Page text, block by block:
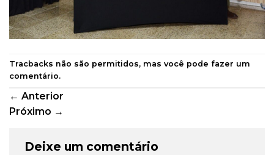
Tracbacks não são permitidos, mas você pode fazer um
comentário.
← Anterior
Próximo →
Deixe um comentário